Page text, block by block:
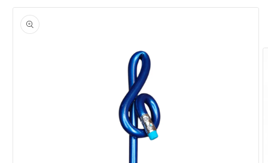
directamente
información